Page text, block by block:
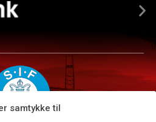
samtykke til